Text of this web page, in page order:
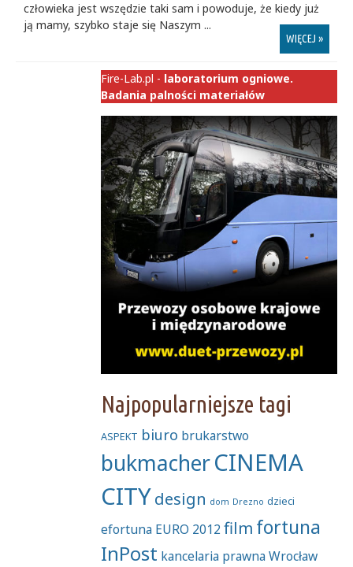
człowieka jest wszędzie taki sam i powoduje, że kiedy już
ją mamy, szybko staje się Naszym ...
WIĘCEJ »
Fire-Lab.pl - laboratorium ogniowe.
Badania palności materiałów
Najpopularniejsze tagi
ASPEKT biuro brukarstwo
bukmacherCINEMA
CITYdesign dom Drezno dzieci
efortuna EURO 2012film fortuna
InPost kancelaria prawna Wrocław